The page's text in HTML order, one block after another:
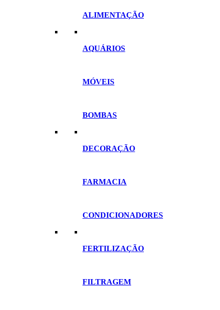
ALIMENTAÇÃO
AQUÁRIOS
MÓVEIS
BOMBAS
DECORAÇÃO
FARMACIA
CONDICIONADORES
FERTILIZAÇÃO
FILTRAGEM